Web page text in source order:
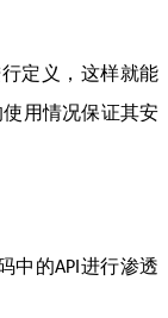
定义，这样就能
使用情况保证其安
中的API 进行渗透